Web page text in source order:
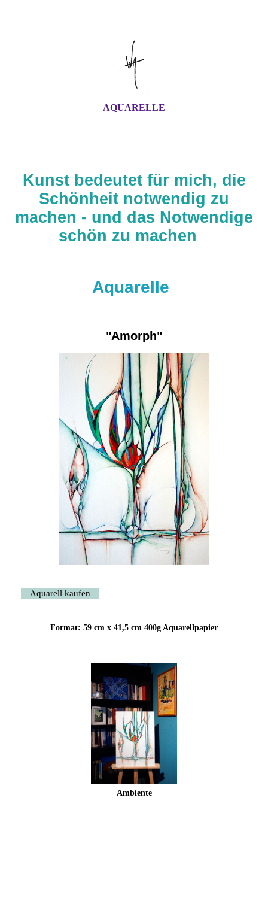
AQUARELLE
Kunst bedeutet für mich, die
Schönheit notwendig zu
machen - und das Notwendige
schön zu machen
Aquarelle
"Amorph"
Aquarell kaufen
Format: 59 cm x 41,5 cm 400g Aquarellpapier
Ambiente